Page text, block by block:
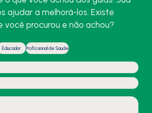
ajudar a melhorá-los. Existe
você procurou e não achou?
Educador Profissional de Saúde